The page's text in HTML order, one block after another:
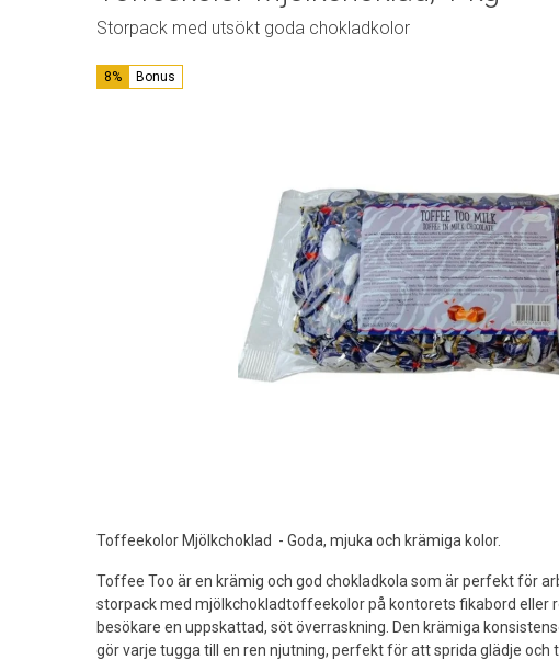
8% Bonus
Toffeekolor Mjölkchoklad - Goda, mjuka och krämiga kolor.
Toffee Too är en krämig och god chokladkola som är perfekt för
storpack med mjölkchokladtoffeekolor på kontorets fikabord eller
besökare en uppskattad, söt överraskning. Den krämiga
gör varje tugga till en ren njutning, perfekt för att sprida glädje och
Storpack med utsökt goda chokladkolor